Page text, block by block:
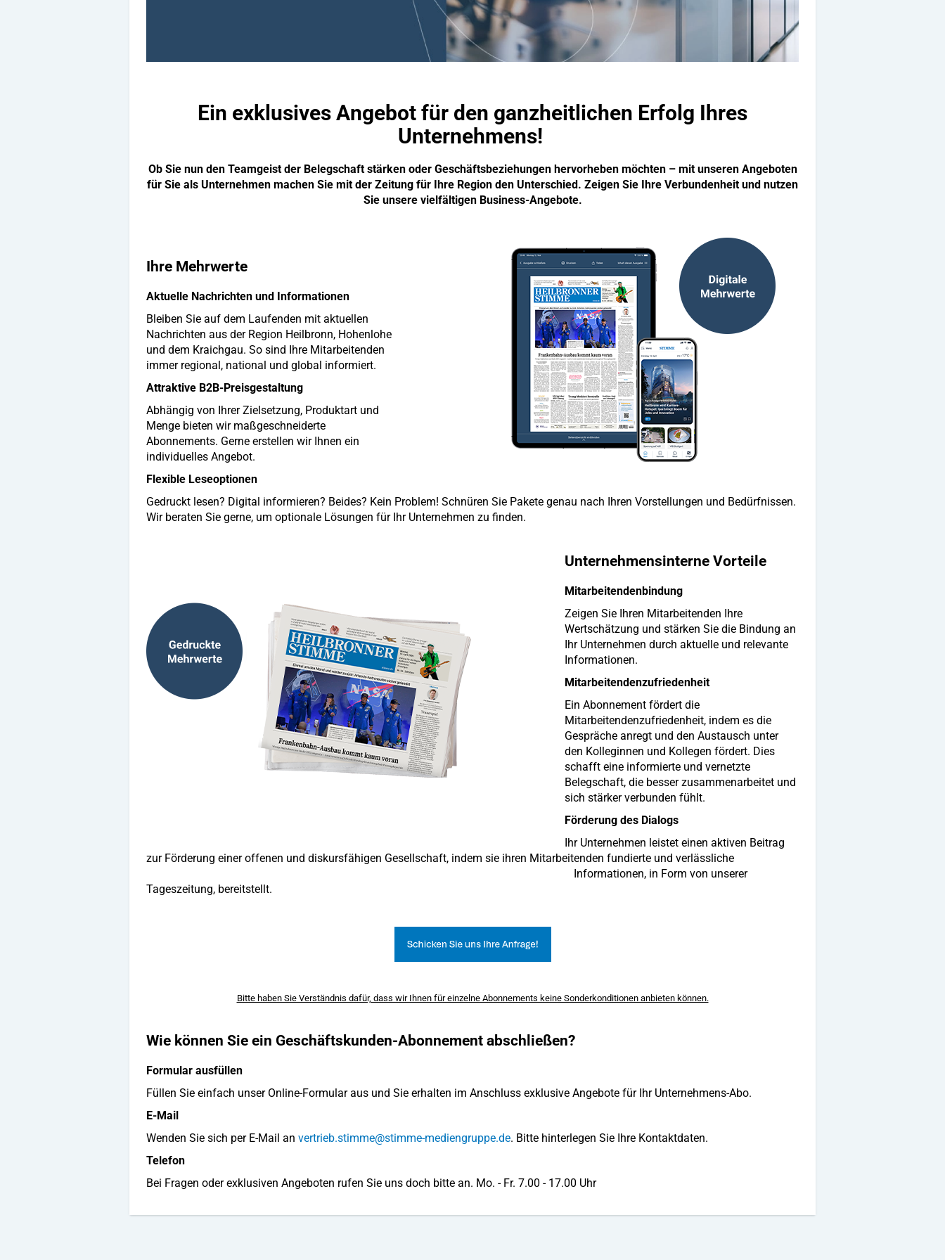
Ein exklusives Angebot für den ganzheitlichen Erfolg Ihres
Unternehmens!
Ob Sie nun den Teamgeist der Belegschaft stärken oder Geschäftsbeziehungen hervorheben möchten – mit unseren Angeboten
für Sie als Unternehmen machen Sie mit der Zeitung für Ihre Region den Unterschied. Zeigen Sie Ihre Verbundenheit und nutzen
Sie unsere vielfältigen Business-Angebote.
Ihre Mehrwerte
Aktuelle Nachrichten und Informationen
Bleiben Sie auf dem Laufenden mit aktuellen
Nachrichten aus der Region Heilbronn, Hohenlohe
und dem Kraichgau. So sind Ihre Mitarbeitenden
immer regional, national und global informiert.
Attraktive B2B-Preisgestaltung
Abhängig von Ihrer Zielsetzung, Produktart und
Menge bieten wir maßgeschneiderte
Abonnements. Gerne erstellen wir Ihnen ein
individuelles Angebot.
Flexible Leseoptionen
Gedruckt lesen? Digital informieren? Beides? Kein Problem! Schnüren Sie Pakete genau nach Ihren Vorstellungen und Bedürfnissen.
Wir beraten Sie gerne, um optionale Lösungen für Ihr Unternehmen zu finden.
Unternehmensinterne Vorteile
Mitarbeitendenbindung
Zeigen Sie Ihren Mitarbeitenden Ihre
Wertschätzung und stärken Sie die Bindung an
Ihr Unternehmen durch aktuelle und relevante
Informationen.
Mitarbeitendenzufriedenheit
Ein Abonnement fördert die
Mitarbeitendenzufriedenheit, indem es die
Gespräche anregt und den Austausch unter
den Kolleginnen und Kollegen fördert. Dies
schafft eine informierte und vernetzte
Belegschaft, die besser zusammenarbeitet und
sich stärker verbunden fühlt.
Förderung des Dialogs
Ihr Unternehmen leistet einen aktiven Beitrag
zur Förderung einer offenen und diskursfähigen Gesellschaft, indem sie ihren Mitarbeitenden fundierte und verlässliche
Informationen, in Form von unserer
Tageszeitung, bereitstellt.
Bitte haben Sie Verständnis dafür, dass wir Ihnen für einzelne Abonnements keine Sonderkonditionen anbieten können.
Wie können Sie ein Geschäftskunden-Abonnement abschließen?
Formular ausfüllen
Füllen Sie einfach unser Online-Formular aus und Sie erhalten im Anschluss exklusive Angebote für Ihr Unternehmens-Abo.
E-Mail
Wenden Sie sich per E-Mail an vertrieb.stimme@stimme-mediengruppe.de. Bitte hinterlegen Sie Ihre Kontaktdaten.
Telefon
Bei Fragen oder exklusiven Angeboten rufen Sie uns doch bitte an. Mo. - Fr. 7.00 - 17.00 Uhr